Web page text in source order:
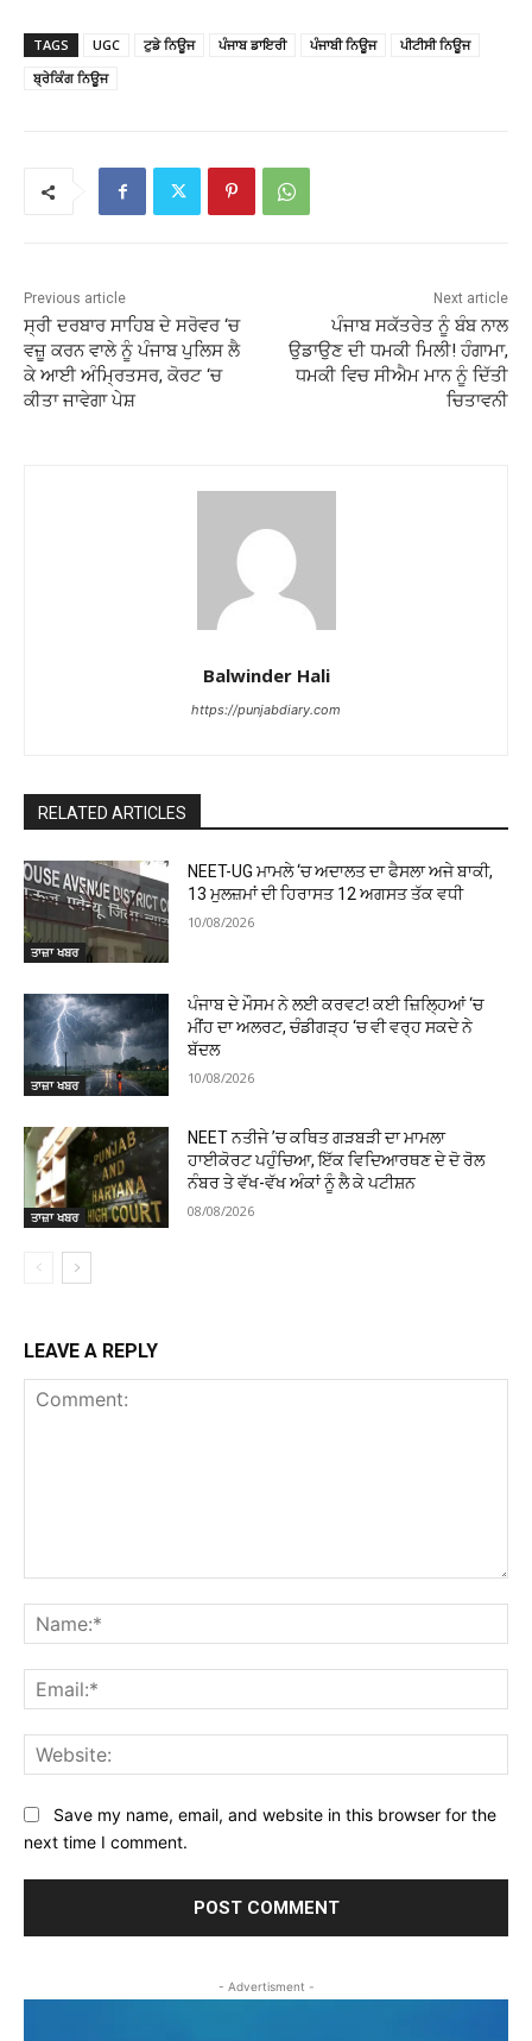
TAGS UGC ਟੁਡੇ ਨਿਊਜ ਪੰਜਾਬ ਡਾਇਰੀ ਪੰਜਾਬੀ ਨਿਊਜ
ਪੀਟੀਸੀ ਨਿਊਜ
ਬ੍ਰੇਕਿੰਗ ਨਿਊਜ
Previous article
ਸ੍ਰੀ ਦਰਬਾਰ ਸਾਹਿਬ ਦੇ ਸਰੋਵਰ ‘ਚ
ਵਜ਼ੂ ਕਰਨ ਵਾਲੇ ਨੂੰ ਪੰਜਾਬ ਪੁਲਿਸ ਲੈ
ਕੇ ਆਈ ਅੰਮ੍ਰਿਤਸਰ, ਕੋਰਟ ‘ਚ
ਕੀਤਾ ਜਾਵੇਗਾ ਪੇਸ਼
Next article
ਪੰਜਾਬ ਸਕੱਤਰੇਤ ਨੂੰ ਬੰਬ ਨਾਲ
ਉਡਾਉਣ ਦੀ ਧਮਕੀ ਮਿਲੀ! ਹੰਗਾਮਾ,
ਧਮਕੀ ਵਿਚ ਸੀਐਮ ਮਾਨ ਨੂੰ ਦਿੱਤੀ
ਚਿਤਾਵਨੀ
Balwinder Hali
https://punjabdiary.com
RELATED ARTICLES
ਤਾਜ਼ਾ ਖਬਰ
NEET-UG ਮਾਮਲੇ ‘ਚ ਅਦਾਲਤ ਦਾ ਫੈਸਲਾ ਅਜੇ ਬਾਕੀ,
13 ਮੁਲਜ਼ਮਾਂ ਦੀ ਹਿਰਾਸਤ 12 ਅਗਸਤ ਤੱਕ ਵਧੀ
10/08/2026
ਤਾਜ਼ਾ ਖਬਰ
ਪੰਜਾਬ ਦੇ ਮੌਸਮ ਨੇ ਲਈ ਕਰਵਟ! ਕਈ ਜ਼ਿਲ੍ਹਿਆਂ ‘ਚ
ਮੀਂਹ ਦਾ ਅਲਰਟ, ਚੰਡੀਗੜ੍ਹ ‘ਚ ਵੀ ਵਰ੍ਹ ਸਕਦੇ ਨੇ
ਬੱਦਲ
10/08/2026
ਤਾਜ਼ਾ ਖਬਰ
NEET ਨਤੀਜੇ ’ਚ ਕਥਿਤ ਗੜਬੜੀ ਦਾ ਮਾਮਲਾ
ਹਾਈਕੋਰਟ ਪਹੁੰਚਿਆ, ਇੱਕ ਵਿਦਿਆਰਥਣ ਦੇ ਦੋ ਰੋਲ
ਨੰਬਰ ਤੇ ਵੱਖ-ਵੱਖ ਅੰਕਾਂ ਨੂੰ ਲੈ ਕੇ ਪਟੀਸ਼ਨ
08/08/2026
LEAVE A REPLY
Save my name, email, and website in this browser for the
next time I comment.
- Advertisment -